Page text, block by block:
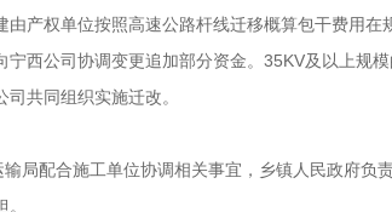
产权单位按照高速公路杆线迁移概算包干费用在
西公司协调变更追加部分资金。35KV及以上规模
共同组织实施迁改。
局配合施工单位协调相关事宜，乡镇人民政府负